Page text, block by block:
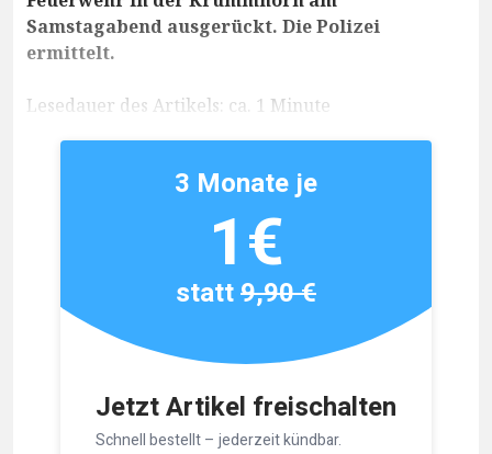
Samstagabend ausgerückt. Die Polizei
ermittelt.
Lesedauer des Artikels: ca. 1 Minute
Jetzt Artikel freischalten
Schnell bestellt – jederzeit kündbar.
3 Monate je
1€
statt9,90 €